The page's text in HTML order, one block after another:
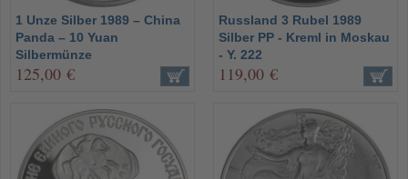
1 Unze Silber 1989 – China
Panda – 10 Yuan
Silbermünze
125,00 €
Russland 3 Rubel 1989
Silber PP - Kreml in Moskau
- Y. 222
119,00 €